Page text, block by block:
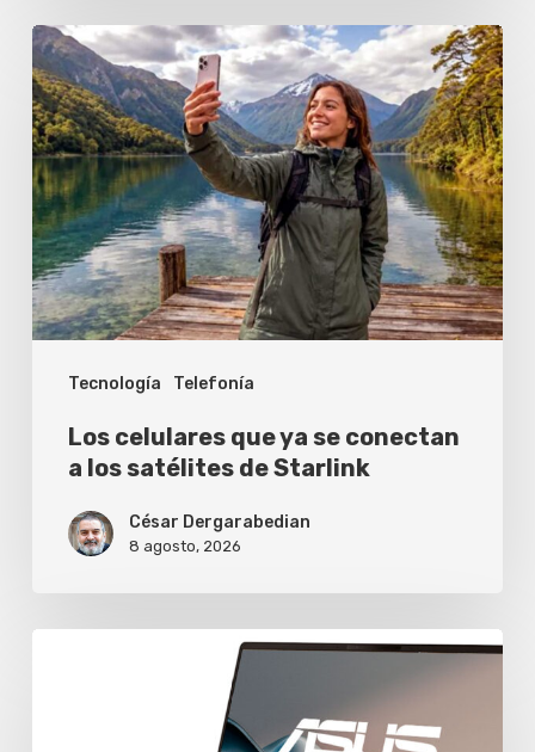
Tecnología Telefonía
Los
celulares
que
ya
se
conectan
a
los
satélites
StarlinkLos celulares que ya se conectan
a los satélites de Starlink
César Dergarabedian
8 agosto, 2026